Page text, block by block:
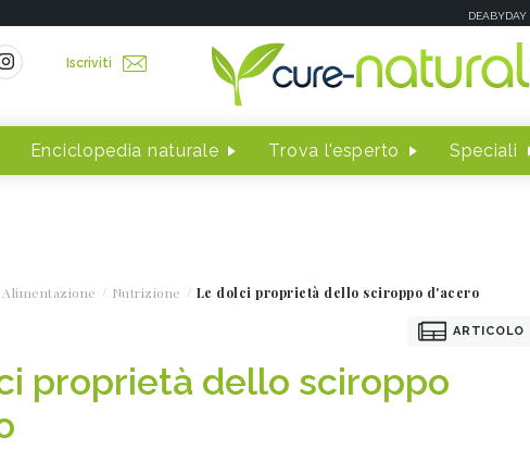
DEABYDAY
Iscriviti
Enciclopedia naturale Trova l'esperto Speciali
Alimentazione Nutrizione Le dolci proprietà dello sciroppo d'acero
ARTICOLO
proprietà dello sciroppo